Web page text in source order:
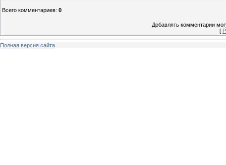
Всего комментариев: 0
Добавлять комментарии
[
Полная версия сайта